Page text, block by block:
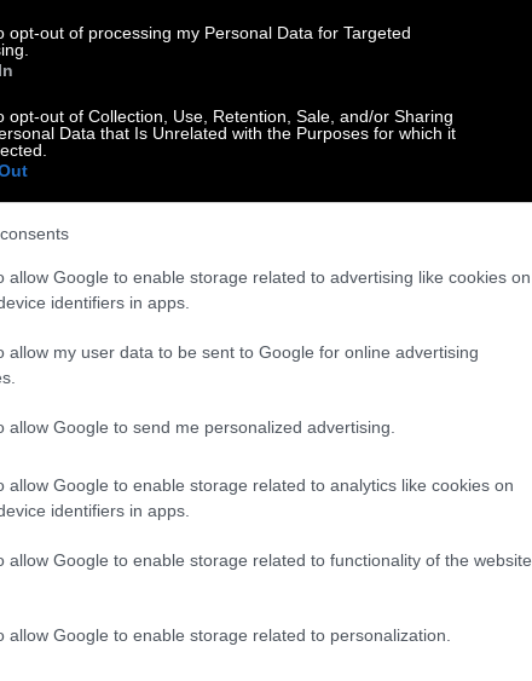
opt-out of processing my Personal Data for Targeted
opt-out of Collection, Use, Retention, Sale, and/or Sharing
Data that Is Unrelated with the Purposes for which it
allow Google to enable storage related to advertising like cookies on
identifiers in apps.
allow my user data to be sent to Google for online advertising
allow Google to send me personalized advertising.
allow Google to enable storage related to analytics like cookies on
identifiers in apps.
allow Google to enable storage related to functionality of the website
allow Google to enable storage related to personalization.
Artistry), που είναι πίσω από τη
της χώρας: «Είναι πολύ σημαντικό για εμένα
τέχνης», αναφέρει. Ασχολείται
οποίο επιμένει είναι η αφηγηματική
νύχια επάνω σου που να φέρουν μια ιστορία,